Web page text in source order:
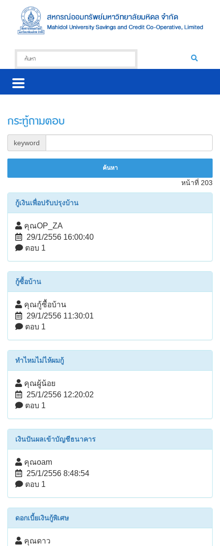
กระทู้ถามตอบ
keyword
หน้าที่ 203
กู้เงินเพื่อปรับปรุงบ้าน
คุณOP_ZA
29/1/2556 16:00:40
ตอบ 1
กู้ซื้อบ้าน
คุณกู้ซื้อบ้าน
29/1/2556 11:30:01
ตอบ 1
ทำไหมไม่ไห้ผมกู้
คุณผู้น้อย
25/1/2556 12:20:02
ตอบ 1
เงินปันผลเข้าบัญชีธนาคาร
คุณoam
25/1/2556 8:48:54
ตอบ 1
ดอกเบี้ยเงินกู้พิเศษ
คุณดาว